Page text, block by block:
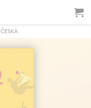
ČESKÁ